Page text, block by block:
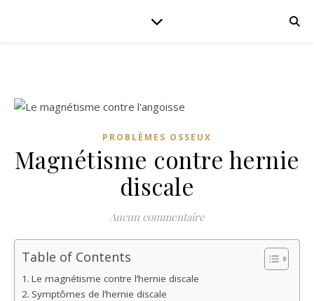
PROBLÈMES OSSEUX
Magnétisme contre hernie
discale
Aucun commentaire
Table of Contents
Le magnétisme contre l’hernie discale
Symptômes de l’hernie discale